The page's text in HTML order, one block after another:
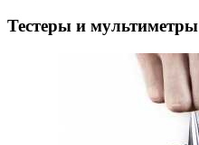
Тестеры и мультиметры